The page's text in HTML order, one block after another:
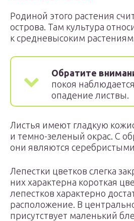
Родиной этого растения
острова. Там культура
к средневысоким
Обратите
покоя
опадение листвы.
Листья имеют гладкую
и темно-зеленый окрас. С
они являются
Лепестки цветков слегка
них характерна короткая
лепестков характерно
расположение. В
присутствует маленький